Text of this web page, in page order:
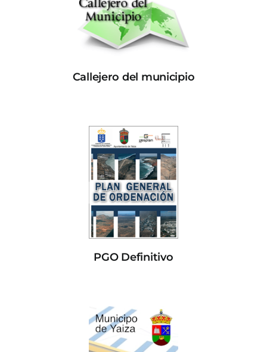
Callejero del municipio
PGO Definitivo